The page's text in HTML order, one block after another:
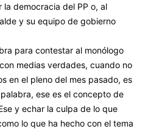
la democracia del PP o, al
y su equipo de gobierno
para contestar al monólogo
medias verdades, cuando no
en el pleno del mes pasado, es
ese es el concepto de
y echar la culpa de lo que
lo que ha hecho con el tema